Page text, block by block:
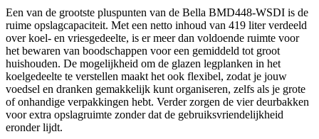
Een van de grootste pluspunten van de Bella BMD448-WSDI is de
ruime opslagcapaciteit. Met een netto inhoud van 419 liter verdeeld
over koel- en vriesgedeelte, is er meer dan voldoende ruimte voor
het bewaren van boodschappen voor een gemiddeld tot groot
huishouden. De mogelijkheid om de glazen legplanken in het
koelgedeelte te verstellen maakt het ook flexibel, zodat je jouw
voedsel en dranken gemakkelijk kunt organiseren, zelfs als je grote
of onhandige verpakkingen hebt. Verder zorgen de vier deurbakken
voor extra opslagruimte zonder dat de gebruiksvriendelijkheid
eronder lijdt.